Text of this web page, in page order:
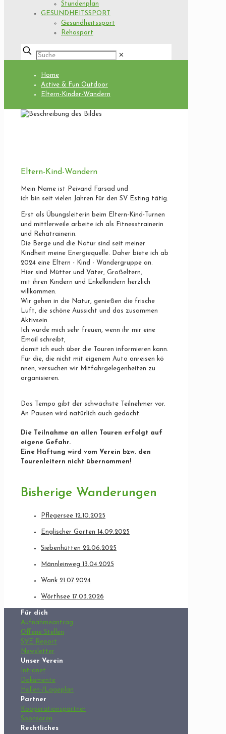
Stundenplan
GESUNDHEITSSPORT
Gesundheitssport
Rehasport
✕
Home
Active & Fun Outdoor
Eltern-Kinder-Wandern
Eltern-Kind-Wandern
Mein Name ist Peivand Farsad und
ich bin seit vielen Jahren für den SV Esting tätig.
Erst als Ü bungsleiterin beim Eltern- Kind- Turnen
und mittlerweile arbeite ich als
Fitnesstrainerin
und
Rehatrainerin.
Die Berge und die Natur sind seit meiner
Kindheit meine Energiequelle. Daher biete ich ab
2024 eine Eltern - Kind - Wandergruppe an.
Hier sind
Mütter und Väter, Großeltern,
mit ihren Kindern und Enkelkindern herzlich
willkommen.
Wir gehen in die Natur, genießen die frische
Luft, die schöne Aussicht und das zusammen
Aktivsein.
Ich würde mich sehr freuen, wenn ihr mir eine
Email schreibt,
damit ich euch ü ber die Touren informieren kann.
Für die, die nicht mit eigenem Auto anreisen kö
nnen, versuchen wir Mitfahrgelegenheiten zu
organisieren.
Das Tempo gibt der schwächste Teilnehmer vor.
An Pausen wird natürlich auch gedacht.
Die Teilnahme an allen Touren erfolgt auf
eigene Gefahr.
Eine Haftung wird vom Verein bzw. den
Tourenleitern nicht übernommen!
Bisherige Wanderungen
Pflegersee 12.10.2025
Englischer Garten 14.09.2025
Siebenhütten 22.06.2025
Männleinweg 13.04.2025
Wank 21.07.2024
Wörthsee 17.03.2026
Für dich
Aufnahmeantrag
Offene Stellen
SVE Report
Newsletter
Unser Verein
Intranet
Dokumente
Hallen-/Lageplan
Partner
Kooperationspartner
Sponsoren
Rechtliches